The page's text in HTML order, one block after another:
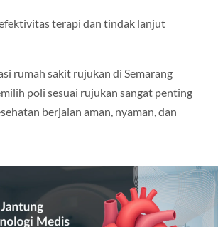
terapi dan tindak lanjut
rumah sakit rujukan di Semarang
poli sesuai rujukan sangat penting
berjalan aman, nyaman, dan